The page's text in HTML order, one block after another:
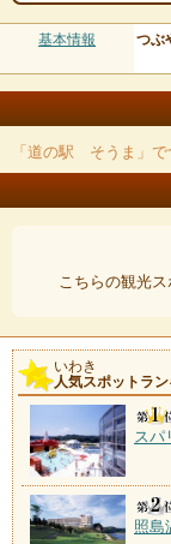
基本情報 つぶ
「道の駅 そうま」で
こちらの観光ス
いわき
人気スポットラ
スパ
照島